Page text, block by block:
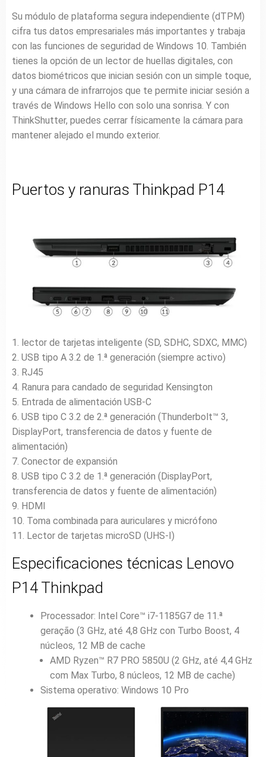
Su módulo de plataforma segura independiente (dTPM)
cifra tus datos empresariales más importantes y trabaja
con las funciones de seguridad de Windows 10. También
tienes la opción de un lector de huellas digitales, con
datos biométricos que inician sesión con un simple toque,
y una cámara de infrarrojos que te permite iniciar sesión a
través de Windows Hello con solo una sonrisa. Y con
ThinkShutter, puedes cerrar físicamente la cámara para
mantener alejado el mundo exterior.
Puertos y ranuras Thinkpad P14
1. lector de tarjetas inteligente (SD, SDHC, SDXC, MMC)
2. USB tipo A 3.2 de 1.ª generación (siempre activo)
3. RJ45
4. Ranura para candado de seguridad Kensington
5. Entrada de alimentación USB-C
6. USB tipo C 3.2 de 2.ª generación (Thunderbolt™ 3,
DisplayPort, transferencia de datos y fuente de
alimentación)
7. Conector de expansión
8. USB tipo C 3.2 de 1.ª generación (DisplayPort,
transferencia de datos y fuente de alimentación)
9. HDMI
10. Toma combinada para auriculares y micrófono
11. Lector de tarjetas microSD (UHS-I)
Especificaciones técnicas Lenovo
P14 Thinkpad
Processador: Intel Core™ i7-1185G7 de 11.ª
geração (3 GHz, até 4,8 GHz con Turbo Boost, 4
núcleos, 12 MB de cache
AMD Ryzen™ R7 PRO 5850U (2 GHz, até 4,4 GHz
com Max Turbo, 8 núcleos, 12 MB de cache)
Sistema operativo: Windows 10 Pro